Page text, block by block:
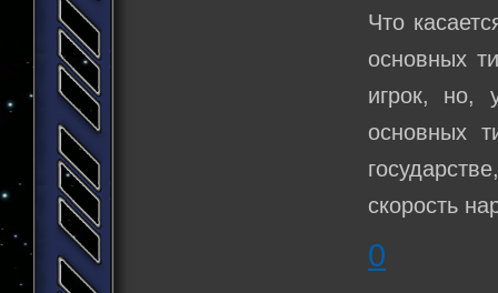
Что
основных
игрок, но,
основных
скорость
0